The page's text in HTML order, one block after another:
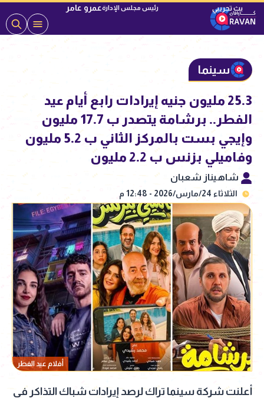
رئيس مجلس الإدارةعمرو عامر
سينما
25.3 مليون جنيه إيرادات رابع أيام عيد
الفطر.. برشامة يتصدر ب 17.7 مليون
وإيجي بست بالمركز الثاني ب 5.2 مليون
وفاميلي بزنس ب 2.2 مليون
شاهيناز شعبان
الثلاثاء 24/مارس/2026 - 12:48 م
أفلام عيد الفطر
أعلنت شركة سينما تراك لرصد إيرادات شباك التذاكر في